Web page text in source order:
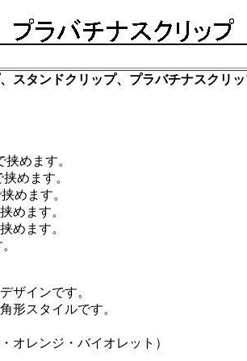
スタンドクリップ、プラバチナスクリ
めます。
挟めます。
挟めます。
めます。
めます。
。
ザインです。
形スタイルです。
オレンジ・バイオレット）